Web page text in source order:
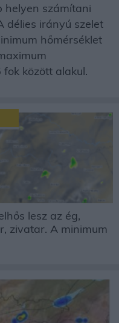
helyen számítani
délies irányú szelet
hőmérséklet
között alakul.
lesz az ég,
zivatar. A minimum